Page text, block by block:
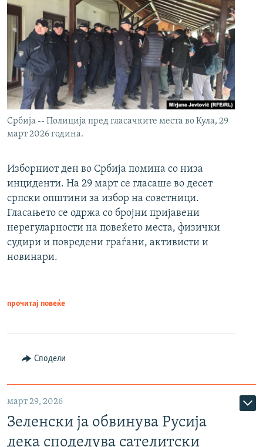
Србија -- Полиција пред гласачките места во Кула, 29
март 2026 година.
Изборниот ден во Србија помина со низа
инциденти. На 29 март се гласаше во десет
српски општини за избор на советници.
Гласањето се одржа со бројни пријавени
нерегуларности на повеќето места, физички
судири и повредени граѓани, активисти и
новинари.
прочитај повеќе
Сподели
март 29, 2026
Зеленски ја обвинува Русија
дека споделува сателитски